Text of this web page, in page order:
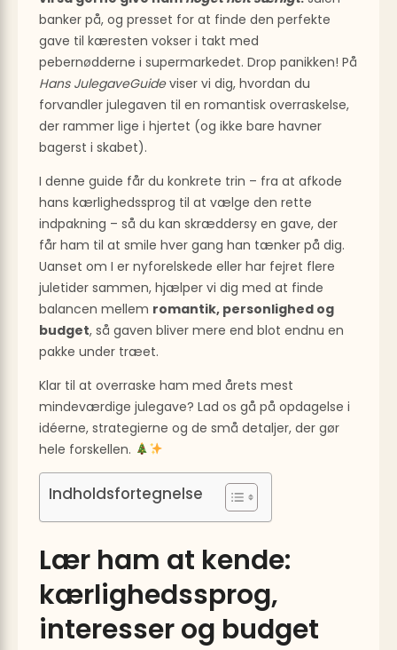
banker på, og presset for at finde den perfekte
gave til kæresten vokser i takt med
pebernødderne i supermarkedet. Drop panikken! På
Hans JulegaveGuideviser vi dig, hvordan du
forvandler julegaven til en romantisk overraskelse,
der rammer lige i hjertet (og ikke bare havner
bagerst i skabet).
I denne guide får du konkrete trin – fra at afkode
hans kærlighedssprog til at vælge den rette
indpakning – så du kan skræddersy en gave, der
får ham til at smile hver gang han tænker på dig.
Uanset om I er nyforelskede eller har fejret flere
juletider sammen, hjælper vi dig med at finde
balancen mellem romantik, personlighed og
budget, så gaven bliver mere end blot endnu en
pakke under træet.
Klar til at overraske ham med årets mest
mindeværdige julegave? Lad os gå på opdagelse i
idéerne, strategierne og de små detaljer, der gør
hele forskellen.
Indholdsfortegnelse
Lær ham at kende:
kærlighedssprog,
interesser og budget